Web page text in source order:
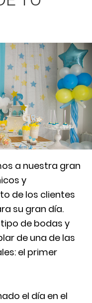
a nuestra gran
y
de los clientes
su gran día.
de bodas y
de una de las
el primer
el día en el